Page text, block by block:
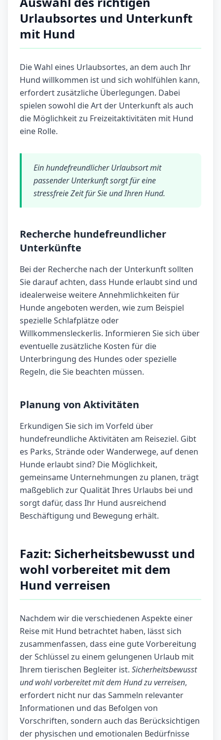
Urlaubsortes und Unterkunft
mit Hund
Die Wahl eines Urlaubsortes, an dem auch Ihr
Hund willkommen ist und sich wohlfühlen kann,
erfordert zusätzliche Überlegungen. Dabei
spielen sowohl die Art der Unterkunft als auch
die Möglichkeit zu Freizeitaktivitäten mit Hund
eine Rolle.
Ein hundefreundlicher Urlaubsort mit
passender Unterkunft sorgt für eine
stressfreie Zeit für Sie und Ihren Hund.
Recherche hundefreundlicher
Unterkünfte
Bei der Recherche nach der Unterkunft sollten
Sie darauf achten, dass Hunde erlaubt sind und
idealerweise weitere Annehmlichkeiten für
Hunde angeboten werden, wie zum Beispiel
spezielle Schlafplätze oder
Willkommensleckerlis. Informieren Sie sich über
eventuelle zusätzliche Kosten für die
Unterbringung des Hundes oder spezielle
Regeln, die Sie beachten müssen.
Planung von Aktivitäten
Erkundigen Sie sich im Vorfeld über
hundefreundliche Aktivitäten am Reiseziel. Gibt
es Parks, Strände oder Wanderwege, auf denen
Hunde erlaubt sind? Die Möglichkeit,
gemeinsame Unternehmungen zu planen, trägt
maßgeblich zur Qualität Ihres Urlaubs bei und
sorgt dafür, dass Ihr Hund ausreichend
Beschäftigung und Bewegung erhält.
Fazit: Sicherheitsbewusst und
wohl vorbereitet mit dem
Hund verreisen
Nachdem wir die verschiedenen Aspekte einer
Reise mit Hund betrachtet haben, lässt sich
zusammenfassen, dass eine gute Vorbereitung
der Schlüssel zu einem gelungenen Urlaub mit
Ihrem tierischen Begleiter ist. Sicherheitsbewusst
und wohl vorbereitet mit dem Hund zu verreisen,
erfordert nicht nur das Sammeln relevanter
Informationen und das Befolgen von
Vorschriften, sondern auch das Berücksichtigen
der physischen und emotionalen Bedürfnisse